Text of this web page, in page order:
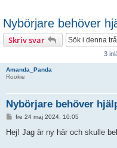
Nybörjare behöver
Skriv svar
3
Amanda_Panda
Rookie
Nybörjare behöver
l
ä
fre 24 maj 2024, 10:05
Hej! Jag är ny här och skulle